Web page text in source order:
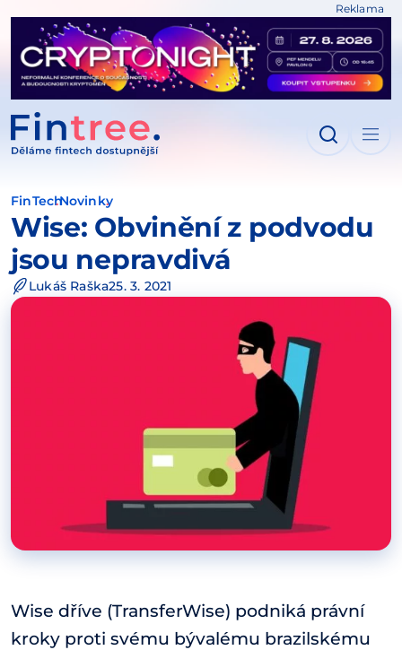
Reklama
FinTechNovinky
Wise: Obvinění z podvodu
jsou nepravdivá
Lukáš Raška25. 3. 2021
Wise dříve (TransferWise) podniká právní
kroky proti svému bývalému brazilskému